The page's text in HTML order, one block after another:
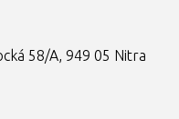
58/A, 949 05 Nitra